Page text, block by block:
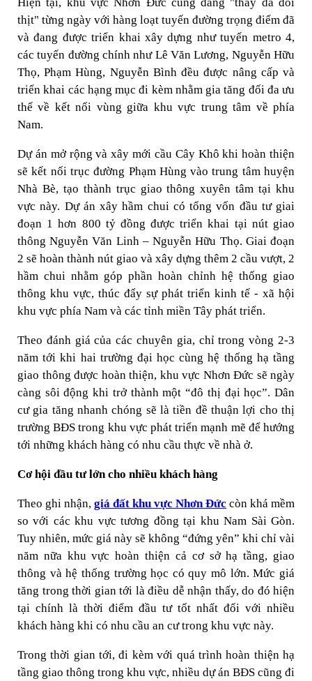
thịt" từng ngày với hàng loạt tuyến đường trọng điểm đã
và đang được triển khai xây dựng như tuyến metro 4,
các tuyến đường chính như Lê Văn Lương, Nguyễn Hữu
Thọ, Phạm Hùng, Nguyễn Bình đều được nâng cấp và
triển khai các hạng mục đi kèm nhằm gia tăng đối đa ưu
thế về kết nối vùng giữa khu vực trung tâm về phía
Nam.
Dự án mở rộng và xây mới cầu Cây Khô khi hoàn thiện
sẽ kết nối trục đường Phạm Hùng vào trung tâm huyện
Nhà Bè, tạo thành trục giao thông xuyên tâm tại khu
vực này. Dự án xây hầm chui có tổng vốn đầu tư giai
đoạn 1 hơn 800 tỷ đồng được triển khai tại nút giao
thông Nguyễn Văn Linh – Nguyễn Hữu Thọ. Giai đoạn
2 sẽ hoàn thành nút giao và xây dựng thêm 2 cầu vượt, 2
hầm chui nhằm góp phần hoàn chỉnh hệ thống giao
thông khu vực, thúc đẩy sự phát triển kinh tế - xã hội
khu vực phía Nam và các tỉnh miền Tây phát triển.
Theo đánh giá của các chuyên gia, chỉ trong vòng 2-3
năm tới khi hai trường đại học cùng hệ thống hạ tầng
giao thông được hoàn thiện, khu vực Nhơn Đức sẽ ngày
càng sôi động khi trở thành một “đô thị đại học”. Dân
cư gia tăng nhanh chóng sẽ là tiền đề thuận lợi cho thị
trường BĐS trong khu vực phát triển mạnh mẽ để hướng
tới những khách hàng có nhu cầu thực về nhà ở.
Cơ hội đầu tư lớn cho nhiều khách hàng
Theo ghi nhận, giá đất khu vực Nhơn Đức còn khá mềm
so với các khu vực tương đồng tại khu Nam Sài Gòn.
Tuy nhiên, mức giá này sẽ không “đứng yên” khi chỉ vài
năm nữa khu vực hoàn thiện cả cơ sở hạ tầng, giao
thông và hệ thống trường học có quy mô lớn. Mức giá
tăng trong thời gian tới là điều dễ nhận thấy, do đó hiện
tại chính là thời điểm đầu tư tốt nhất đối với nhiều
khách hàng khi có nhu cầu an cư trong khu vực này.
Trong thời gian tới, đi kèm với quá trình hoàn thiện hạ
tầng giao thông trong khu vực, nhiều dự án BĐS cũng đi